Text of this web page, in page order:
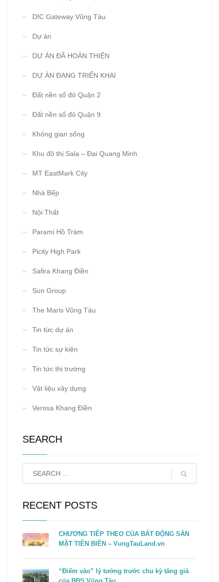
DIC Gateway Vũng Tàu
Dự án
DỰ ÁN ĐÃ HOÀN THIỆN
DỰ ÁN ĐANG TRIỂN KHAI
Đất nền sổ đỏ Quận 2
Đất nền sổ đỏ Quận 9
Không gian sống
Khu đô thị Sala – Đại Quang Minh
MT EastMark City
Nhà Bếp
Nội Thất
Parami Hồ Tràm
Picity High Park
Safira Khang Điền
Sun Group
The Maris Vũng Tàu
Tin tức dự án
Tin tức sự kiện
Tin tức thị trường
Vật liệu xây dựng
Verosa Khang Điền
SEARCH
RECENT POSTS
CHƯƠNG TIẾP THEO CỦA BẤT ĐỘNG SẢN
MẶT TIỀN BIỂN – VungTauLand.vn
“Điểm vào” lý tưởng trước chu kỳ tăng giá